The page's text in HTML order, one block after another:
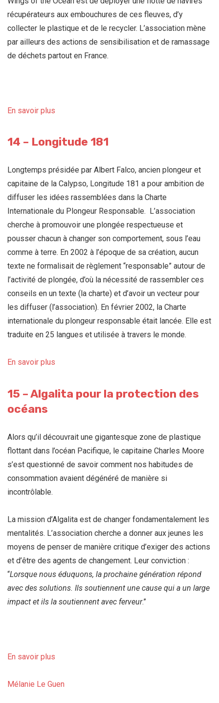
récupérateurs aux embouchures de ces fleuves, d’y
collecter le plastique et de le recycler. L’association mène
par ailleurs des actions de sensibilisation et de ramassage
de déchets partout en France.
En savoir plus
14 – Longitude 181
Longtemps présidée par Albert Falco, ancien plongeur et
capitaine de la Calypso, Longitude 181 a pour ambition de
diffuser les idées rassemblées dans la Charte
Internationale du Plongeur Responsable. L’association
cherche à promouvoir une plongée respectueuse et
pousser chacun à changer son comportement, sous l’eau
comme à terre. En 2002 à l’époque de sa création, aucun
texte ne formalisait de règlement “responsable” autour de
l’activité de plongée, d’où la nécessité de rassembler ces
conseils en un texte (la charte) et d’avoir un vecteur pour
les diffuser (l’association). En février 2002, la Charte
internationale du plongeur responsable était lancée. Elle est
traduite en 25 langues et utilisée à travers le monde.
En savoir plus
15 – Algalita pour la protection des
océans
Alors qu’il découvrait une gigantesque zone de plastique
flottant dans l’océan Pacifique, le capitaine Charles Moore
s’est questionné de savoir comment nos habitudes de
consommation avaient dégénéré de manière si
incontrôlable.
La mission d’Algalita est de changer fondamentalement les
mentalités. L’association cherche a donner aux jeunes les
moyens de penser de manière critique d’exiger des actions
et d’être des agents de changement. Leur conviction :
“Lorsque nous éduquons, la prochaine génération répond
avec des solutions. Ils soutiennent une cause qui a un large
impact et ils la soutiennent avec ferveur.”
En savoir plus
Mélanie Le Guen